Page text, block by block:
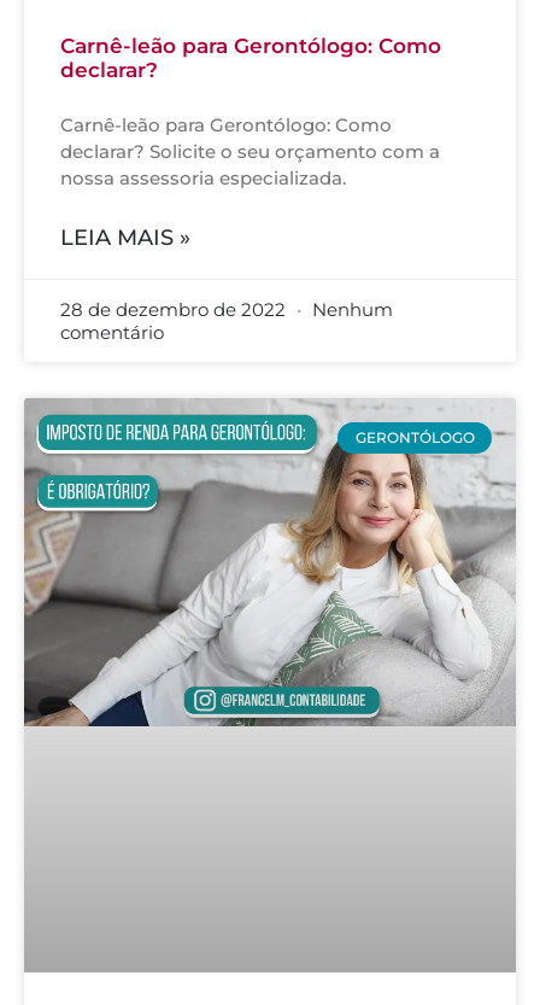
Carnê-leão para Gerontólogo: Como
declarar?
Carnê-leão para Gerontólogo: Como
declarar? Solicite o seu orçamento com a
nossa assessoria especializada.
LEIA MAIS »
28 de dezembro de 2022
Nenhum
comentário
GERONTÓLOGO